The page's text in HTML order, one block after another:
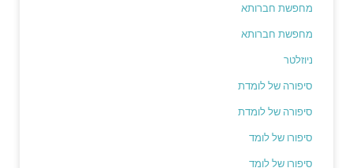
מחפשת חברותא
מחפשת חברותא
ניוזלטר
סיפורה של לומדת
סיפורה של לומדת
סיפורו של לומד
סיפורו של לומד